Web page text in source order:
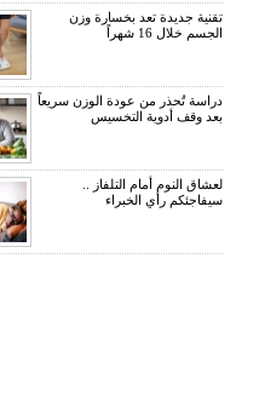
تقنية جديدة تعد بخسارة وزن
الجسم خلال 16 شهراً
دراسة تُحذر من عودة الوزن سريعاً
بعد وقف أدوية التخسيس
لعشاق النوم أمام التلفاز ..
سيفاجئكم رأي الخبراء